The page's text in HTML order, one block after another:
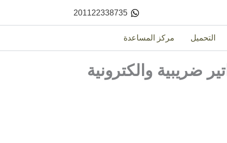
201122338735
التحميل مركز المساعدة
ضريبية والكترونية